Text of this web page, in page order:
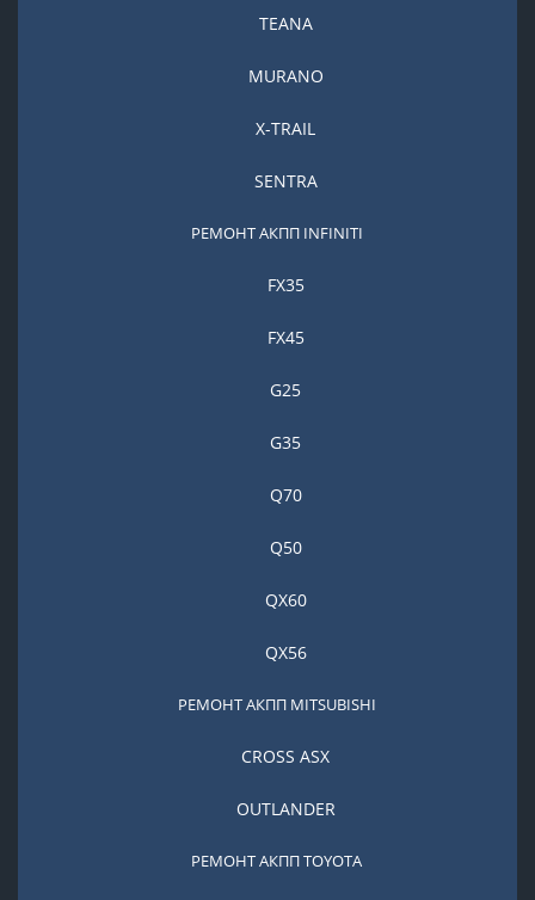
TEANA
MURANO
X-TRAIL
SENTRA
РЕМОНТ АКПП INFINITI
FX35
FX45
G25
G35
Q70
Q50
QX60
QX56
РЕМОНТ АКПП MITSUBISHI
CROSS ASX
OUTLANDER
РЕМОНТ АКПП TOYOTA